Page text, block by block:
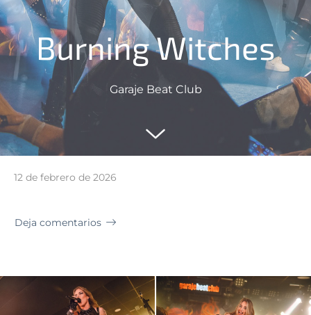
Burning Witches
Garaje Beat Club
12 de febrero de 2026
Deja comentarios